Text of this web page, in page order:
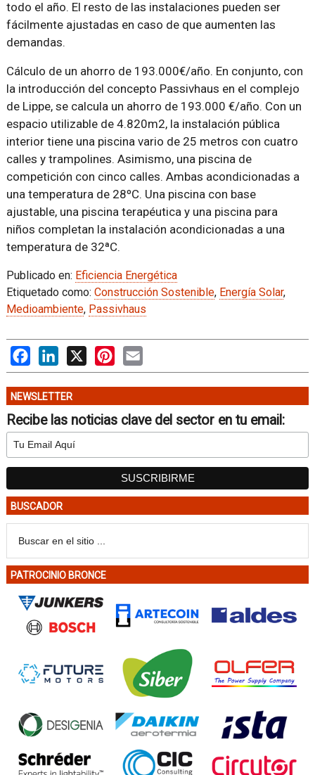
todo el año. El resto de las instalaciones pueden ser
fácilmente ajustadas en caso de que aumenten las
demandas.
Cálculo de un ahorro de 193.000€/año. En conjunto, con
la introducción del concepto Passivhaus en el complejo
de Lippe, se calcula un ahorro de 193.000 €/año. Con un
espacio utilizable de 4.820m2, la instalación pública
interior tiene una piscina vario de 25 metros con cuatro
calles y trampolines. Asimismo, una piscina de
competición con cinco calles. Ambas acondicionadas a
una temperatura de 28ºC. Una piscina con base
ajustable, una piscina terapéutica y una piscina para
niños completan la instalación acondicionadas a una
temperatura de 32ªC.
Publicado en: Eficiencia Energética
Etiquetado como: Construcción Sostenible, Energía Solar,
Medioambiente, Passivhaus
FacebookLinkedIn
X PinterestEmail
NEWSLETTER
Recibe las noticias clave del sector en tu email:
BUSCADOR
PATROCINIO BRONCE